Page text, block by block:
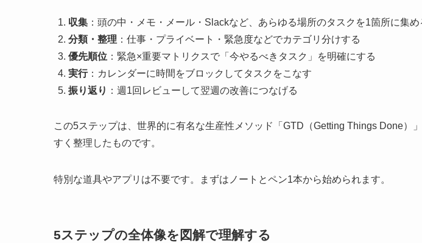
収集 ：頭の中・メモ・メール・Slackなど、あらゆる場所のタスクを1箇所に集め
分類・整理 ：仕事・プライベート・緊急度などでカテゴリ分けする
優先順位 ：緊急×重要マトリクスで「今やるべきタスク」を明確にする
実行：カレンダーに時間をブロックしてタスクをこなす
振り返り ：週1回レビューして翌週の改善につなげる
この5ステップは、世界的に有名な生産性メソッド「GTD（Getting Things Done）
すく整理したものです。
特別な道具やアプリは不要です。まずはノートとペン1本から始められます。
5ステップの全体像を図解で理解する